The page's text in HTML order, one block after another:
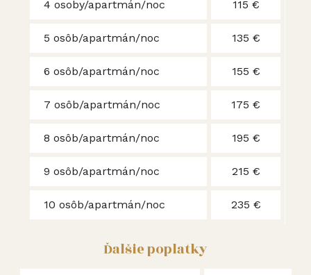
4 osoby/apartmán/noc 115 €
5 osôb/apartmán/noc 135 €
6 osôb/apartmán/noc 155 €
7 osôb/apartmán/noc 175 €
8 osôb/apartmán/noc 195 €
9 osôb/apartmán/noc 215 €
10 osôb/apartmán/noc 235 €
Ďalšie poplatky